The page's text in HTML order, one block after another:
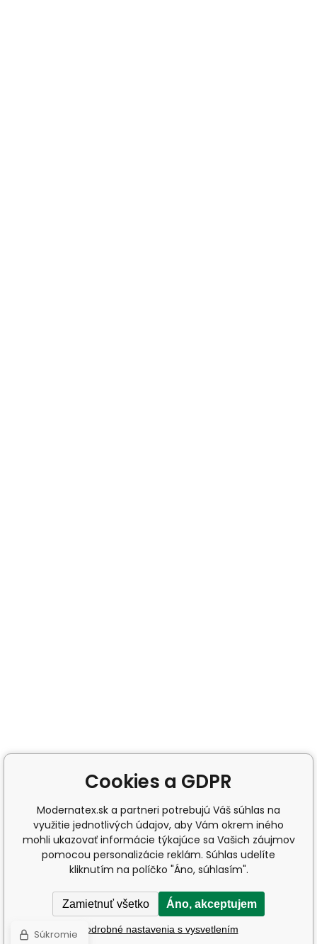
Cookies a GDPR
Modernatex.sk a partneri potrebujú Váš súhlas na
využitie jednotlivých údajov, aby Vám okrem iného
mohli ukazovať informácie týkajúce sa Vašich záujmov
pomocou personalizácie reklám. Súhlas udelíte
kliknutím na políčko "Áno, súhlasím".
Zamietnuť všetko Áno, akceptujem
Podrobné nastavenia s vysvetlením
Súkromie